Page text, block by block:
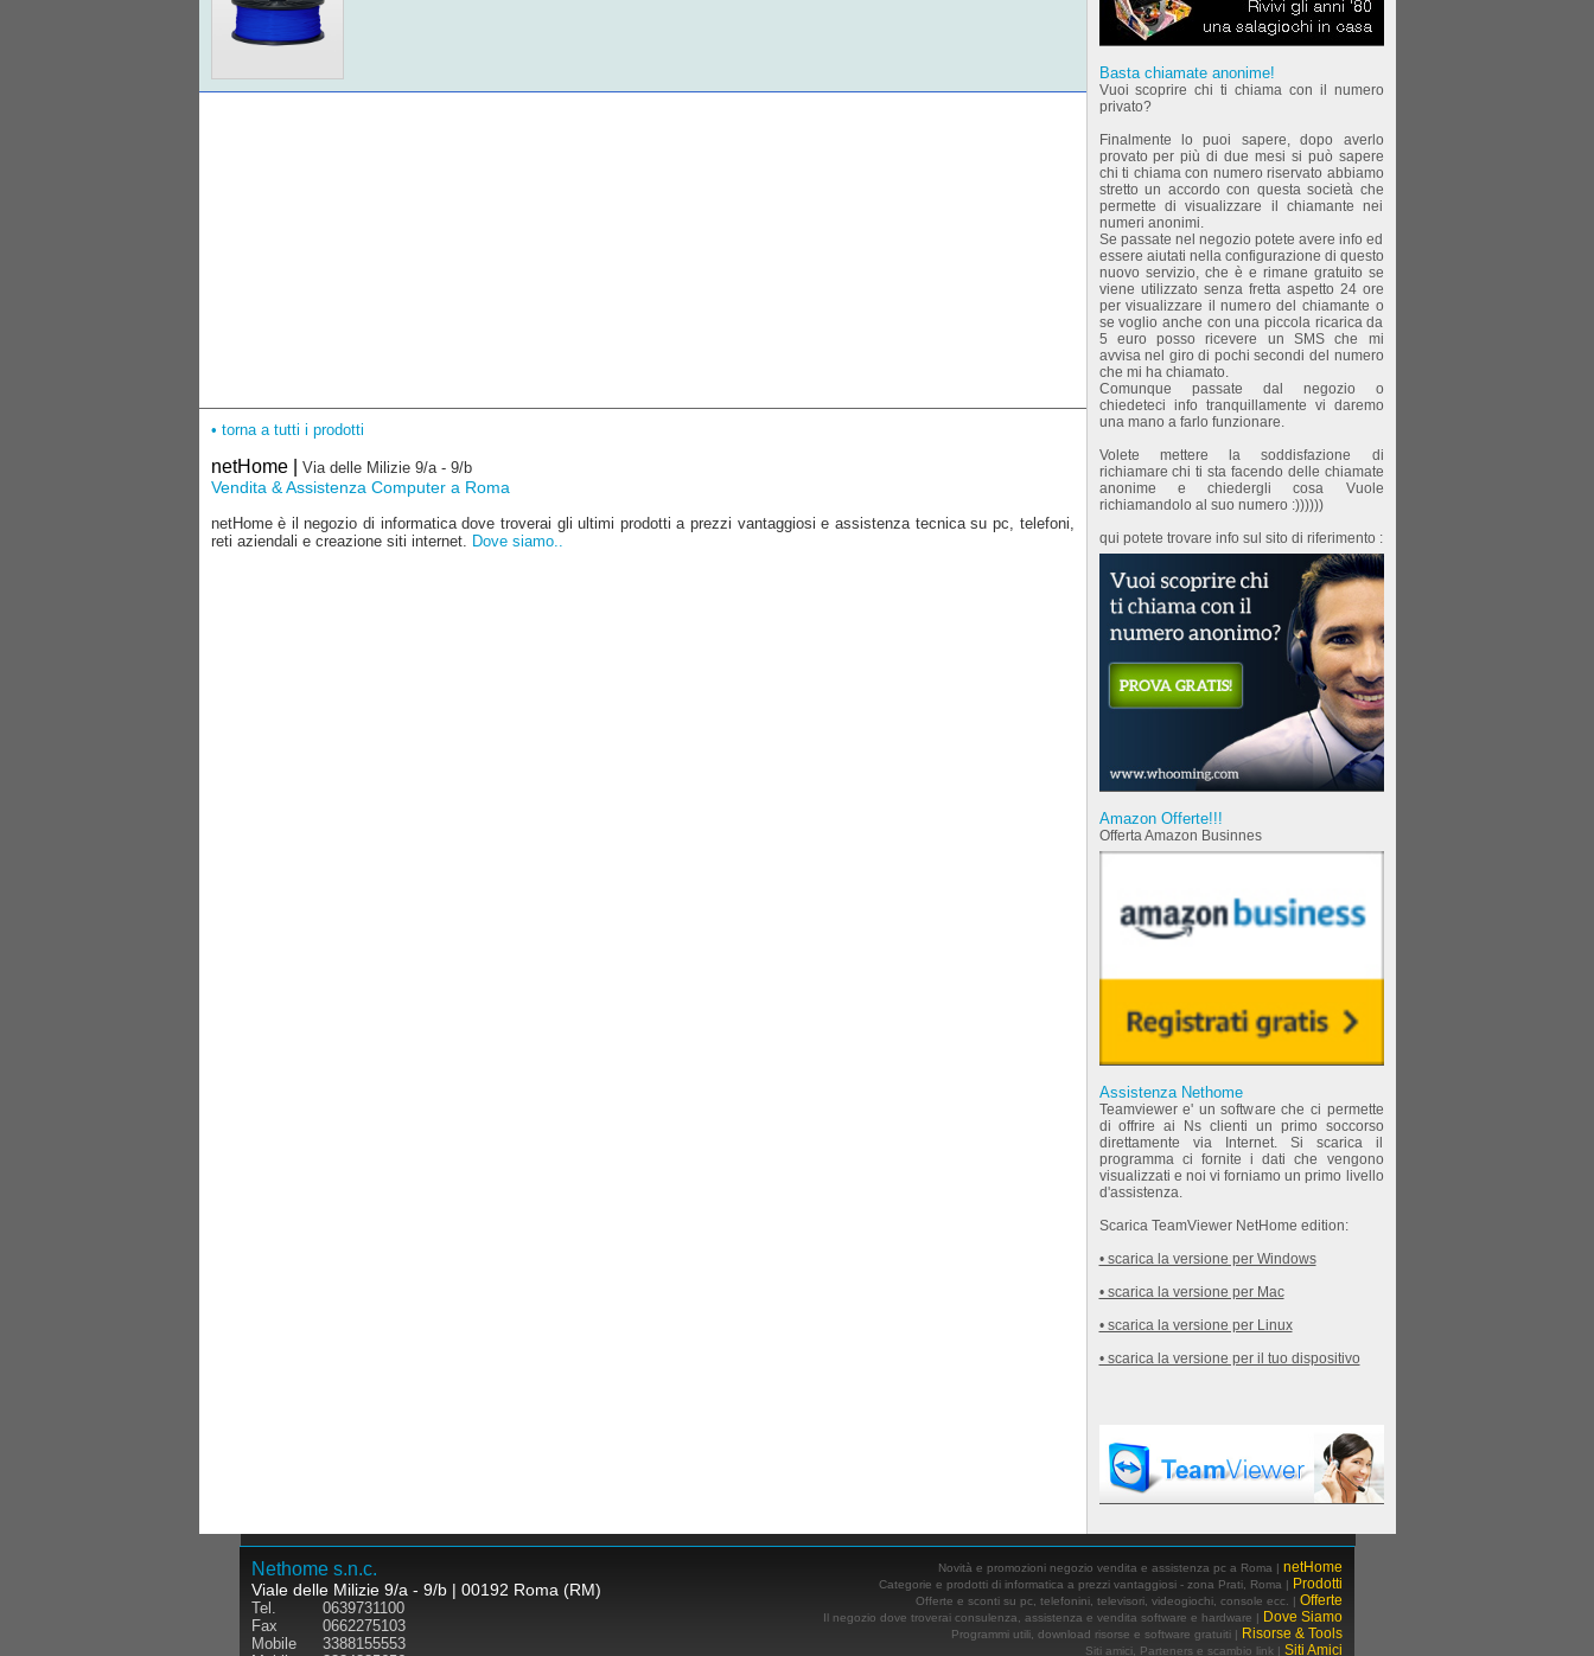
• torna a tutti i prodotti
netHome | Via delle Milizie 9/a - 9/b
Vendita & Assistenza Computer a Roma
netHome è il negozio di informatica dove troverai gli ultimi prodotti a prezzi vantaggiosi e assistenza tecnica su pc, telefoni,
reti aziendali e creazione siti internet. Dove siamo..
Basta chiamate anonime!
Vuoi scoprire chi ti chiama con il numero
privato?
Finalmente lo puoi sapere, dopo averlo
provato per più di due mesi si può sapere
chi ti chiama con numero riservato abbiamo
stretto un accordo con questa società che
permette di visualizzare il chiamante nei
numeri anonimi.
Se passate nel negozio potete avere info ed
essere aiutati nella configurazione di questo
nuovo servizio, che è e rimane gratuito se
viene utilizzato senza fretta aspetto 24 ore
per visualizzare il numero del chiamante o
se voglio anche con una piccola ricarica da
5 euro posso ricevere un SMS che mi
avvisa nel giro di pochi secondi del numero
che mi ha chiamato.
Comunque passate dal negozio o
chiedeteci info tranquillamente vi daremo
una mano a farlo funzionare.
Volete mettere la soddisfazione di
richiamare chi ti sta facendo delle chiamate
anonime e chiedergli cosa Vuole
richiamandolo al suo numero :))))))
qui potete trovare info sul sito di riferimento :
Amazon Offerte!!!
Offerta Amazon Businnes
Assistenza Nethome
Teamviewer e' un software che ci permette
di offrire ai Ns clienti un primo soccorso
direttamente via Internet. Si scarica il
programma ci fornite i dati che vengono
visualizzati e noi vi forniamo un primo livello
d'assistenza.
Scarica TeamViewer NetHome edition:
• scarica la versione per Windows
• scarica la versione per Mac
• scarica la versione per Linux
• scarica la versione per il tuo dispositivo
Nethome s.n.c.
Viale delle Milizie 9/a - 9/b | 00192 Roma (RM)
Tel.
Fax
Mobile
0639731100
0662275103
3388155553
Novità e promozioni negozio vendita e assistenza pc a Roma | netHome
Categorie e prodotti di informatica a prezzi vantaggiosi - zona Prati, Roma | Prodotti
Offerte e sconti su pc, telefonini, televisori, videogiochi, console ecc. | Offerte
Il negozio dove troverai consulenza, assistenza e vendita software e hardware | Dove Siamo
Programmi utili, download risorse e software gratuiti | Risorse & Tools
Siti amici, Parteners e scambio link | Siti Amici